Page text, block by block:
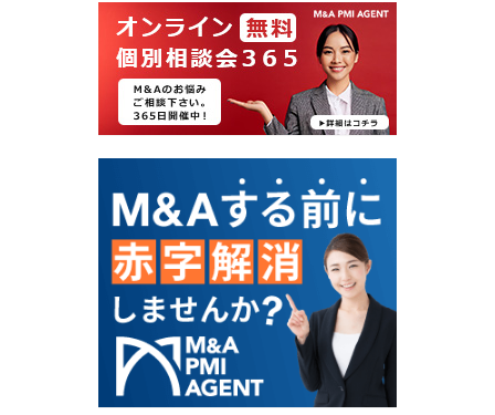
損
と
は
？
M
&
減
損
リ
ク
へ
の
事
前
対
策
・
回
避
方
法
を
わ
会
相
反
問
題
と
？
譲
渡
企
業
が
失
敗
し
な
A